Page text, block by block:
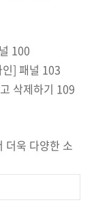
100
] 패널 103
삭제하기 109
더욱 다양한 소